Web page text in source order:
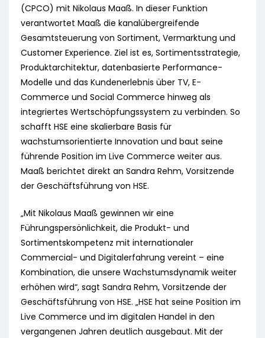
(CPCO) mit Nikolaus Maaß. In dieser Funktion
verantwortet Maaß die kanalübergreifende
Gesamtsteuerung von Sortiment, Vermarktung und
Customer Experience. Ziel ist es, Sortimentsstrategie,
Produktarchitektur, datenbasierte Performance-
Modelle und das Kundenerlebnis über TV, E-
Commerce und Social Commerce hinweg als
integriertes Wertschöpfungssystem zu verbinden. So
schafft HSE eine skalierbare Basis für
wachstumsorientierte Innovation und baut seine
führende Position im Live Commerce weiter aus.
Maaß berichtet direkt an Sandra Rehm, Vorsitzende
der Geschäftsführung von HSE.
„Mit Nikolaus Maaß gewinnen wir eine
Führungspersönlichkeit, die Produkt- und
Sortimentskompetenz mit internationaler
Commercial- und Digitalerfahrung vereint – eine
Kombination, die unsere Wachstumsdynamik weiter
erhöhen wird“, sagt Sandra Rehm, Vorsitzende der
Geschäftsführung von HSE. „HSE hat seine Position im
Live Commerce und im digitalen Handel in den
vergangenen Jahren deutlich ausgebaut. Mit der